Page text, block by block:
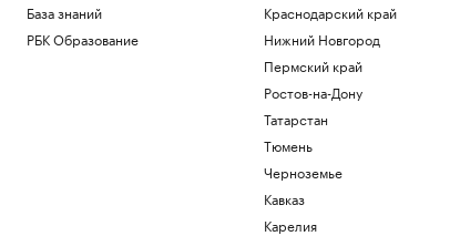
База знаний
РБК Образование
Краснодарский край
Нижний Новгород
Пермский край
Ростов-на-Дону
Татарстан
Тюмень
Черноземье
Кавказ
Карелия